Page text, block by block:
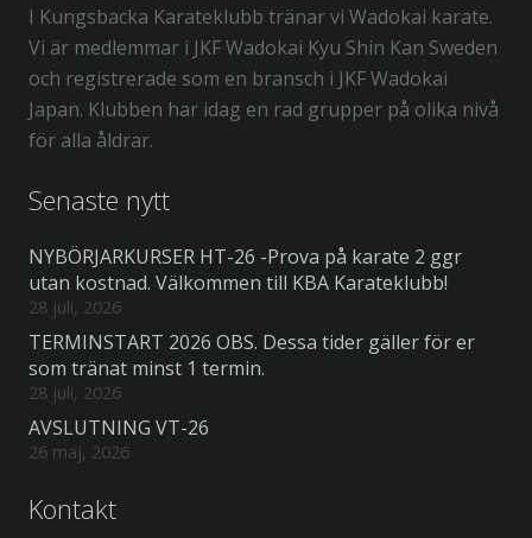
I Kungsbacka Karateklubb tränar vi Wadokai karate.
Vi är medlemmar i JKF Wadokai Kyu Shin Kan Sweden
och registrerade som en bransch i JKF Wadokai
Japan. Klubben har idag en rad grupper på olika nivå
för alla åldrar.
Senaste nytt
NYBÖRJARKURSER HT-26 -Prova på karate 2 ggr
utan kostnad. Välkommen till KBA Karateklubb!
28 juli, 2026
TERMINSTART 2026 OBS. Dessa tider gäller för er
som tränat minst 1 termin.
28 juli, 2026
AVSLUTNING VT-26
26 maj, 2026
Kontakt